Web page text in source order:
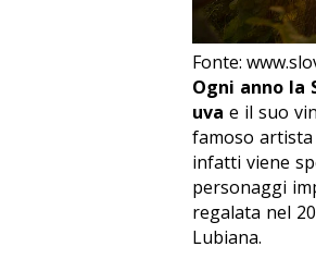
Fonte:
Ogni anno la
uva e il suo
famoso
infatti viene
personaggi
regalata nel
Lubiana.